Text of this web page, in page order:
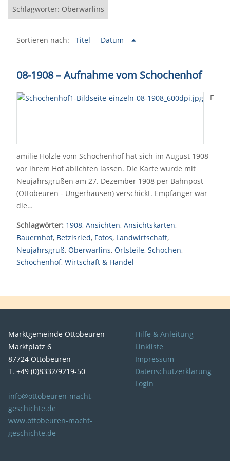
Schlagwörter: Oberwarlins
Sortieren nach: Titel Datum
08-1908 – Aufnahme vom Schochenhof
F
amilie Hölzle vom Schochenhof hat sich im August 1908
vor ihrem Hof ablichten lassen. Die Karte wurde mit
Neujahrsgrüßen am 27. Dezember 1908 per Bahnpost
(Ottobeuren - Ungerhausen) verschickt. Empfänger war
die…
Schlagwörter: 1908, Ansichten, Ansichtskarten,
Bauernhof, Betzisried, Fotos, Landwirtschaft,
Neujahrsgruß, Oberwarlins, Ortsteile, Schochen,
Schochenhof, Wirtschaft & Handel
Marktgemeinde Ottobeuren
Marktplatz 6
87724 Ottobeuren
T. +49 (0)8332/9219-50
info@ottobeuren-macht-
geschichte.de
www.ottobeuren-macht-
geschichte.de
Hilfe & Anleitung
Linkliste
Impressum
Datenschutzerklärung
Login